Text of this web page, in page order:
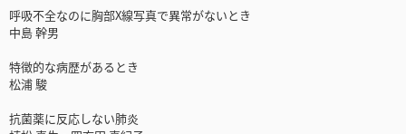
呼吸不全なのに胸部X線写真で異常がないとき
中島 幹男
特徴的な病歴があるとき
松浦 駿
抗菌薬に反応しない肺炎